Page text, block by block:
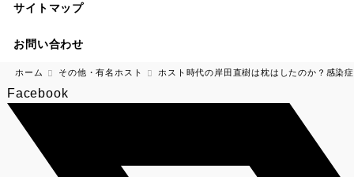
サイトマップ
お問い合わせ
ホーム その他・有名ホスト ホスト時代の岸田直樹は枕はしたのか？感染
Facebook